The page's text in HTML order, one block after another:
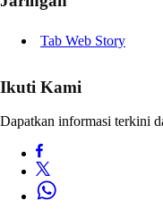
Tab Web Story
Ikuti Kami
Dapatkan informasi terkini